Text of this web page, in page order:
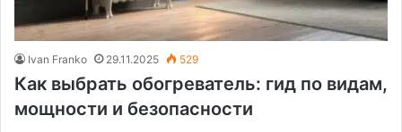
Ivan Franko 29.11.2025 529
Как выбрать обогреватель: гид по видам,
мощности и безопасности